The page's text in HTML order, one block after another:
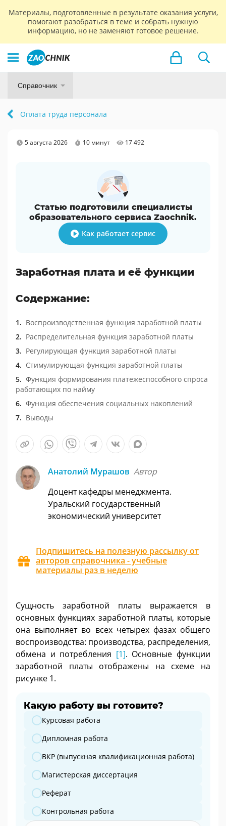
Материалы, подготовленные в результате оказания услуги,
помогают разобраться в теме и собрать нужную
информацию, но не заменяют готовое решение.
Справочник
Оплата труда персонала
5 августа 2026 10 минут 17 492
Статью подготовили специалисты
образовательного сервиса Zaochnik.
Как работает сервис
Заработная плата и её функции
Содержание:
Воспроизводственная функция заработной платы
Распределительная функция заработной платы
Регулирующая функция заработной платы
Стимулирующая функция заработной платы
Функция формирования платежеспособного спроса
работающих по найму
Функция обеспечения социальных накоплений
Выводы
Анатолий Мурашов Автор
Доцент кафедры менеджмента.
Уральский государственный
экономический университет
Подпишитесь на полезную рассылку от
авторов справочника - учебные
материалы раз в неделю
Сущность заработной платы выражается в
основных функциях заработной платы, которые
она выполняет во всех четырех фазах общего
воспроизводства: производства, распределения,
обмена и потребления [1]. Основные функции
заработной платы отображены на схеме на
рисунке 1.
Какую работу вы готовите?
Какую работу вы готовите?
Курсовая работа
Дипломная работа
ВКР (выпускная квалификационная работа)
Магистерская диссертация
Реферат
Контрольная работа